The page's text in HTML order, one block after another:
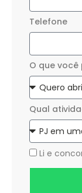
Telefone
O que você
Qual
Li e